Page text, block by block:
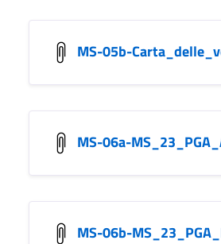
MS-05b-
MS-06a-
MS-06b-